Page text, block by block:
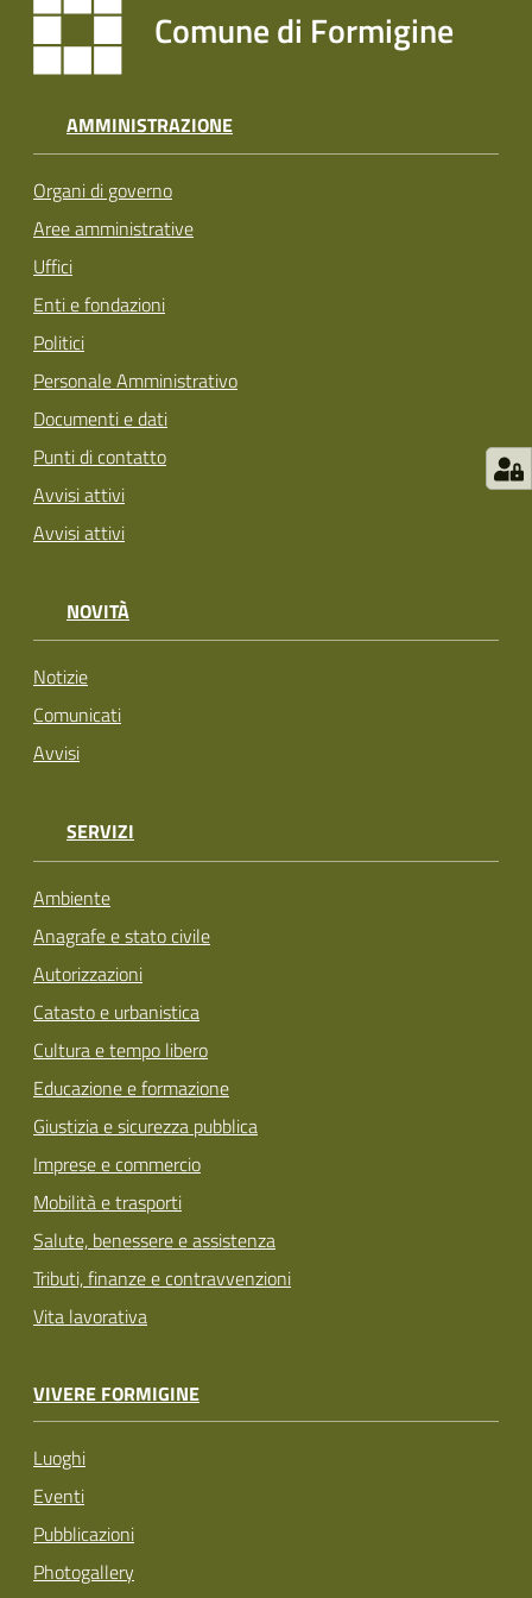
Tutti
gli
Seguici
su
Comune di Formigine
AMMINISTRAZIONE
Organi di governo
Aree amministrative
Uffici
Enti e fondazioni
Politici
Personale Amministrativo
Documenti e dati
Punti di contatto
Avvisi attivi
Avvisi attivi
NOVITÀ
Notizie
Comunicati
Avvisi
SERVIZI
Ambiente
Anagrafe e stato civile
Autorizzazioni
Catasto e urbanistica
Cultura e tempo libero
Educazione e formazione
Giustizia e sicurezza pubblica
Imprese e commercio
Mobilità e trasporti
Salute, benessere e assistenza
Tributi, finanze e contravvenzioni
Vita lavorativa
VIVERE FORMIGINE
Luoghi
Eventi
Pubblicazioni
Photogallery